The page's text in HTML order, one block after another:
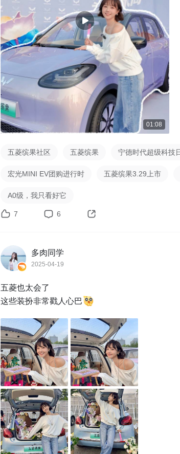
01:08
五菱缤果社区 五菱缤果 宁德时代超级科技
宏光MINI EV团购进行时 五菱缤果3.29上市
A0级，我只看好它
7 6
多肉同学
2025-04-19
五菱也太会了
这些装扮非常戳人心巴